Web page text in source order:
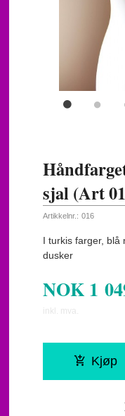
sjal (Art
Artikkelnr.: 016
I turkis farger, blå
dusker
NOK 1
inkl. mva.
Kjøp